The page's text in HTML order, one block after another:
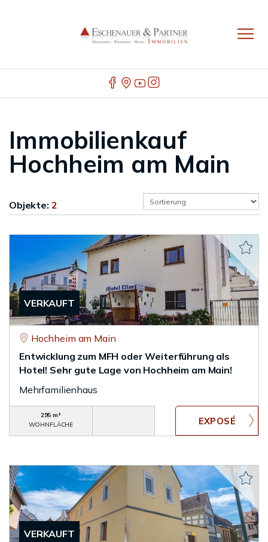
Immobilienkauf
Hochheim am Main
Objekte: 2
VERKAUFT
Hochheim am Main
Entwicklung zum MFH oder Weiterführung als
Hotel! Sehr gute Lage von Hochheim am Main!
Mehrfamilienhaus
295 m²
WOHNFLÄCHE
VERKAUFT